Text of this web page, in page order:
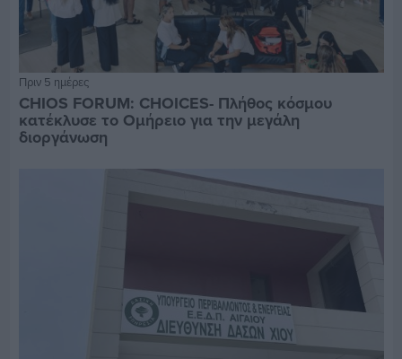
Πριν 5 ημέρες
CHIOS FORUM: CHOICES- Πλήθος κόσμου
κατέκλυσε το Ομήρειο για την μεγάλη
διοργάνωση